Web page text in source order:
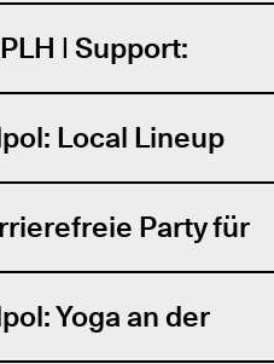
| Support:
Local Lineup
Party für
Yoga an der